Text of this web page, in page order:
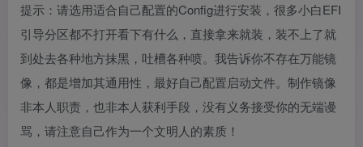
提示：请选用适合自己配置的Config进行安装，很多小白EFI
引导分区都不打开看下有什么，直接拿来就装，装不上了就
到处去各种地方抹黑，吐槽各种喷。我告诉你不存在万能镜
像，都是增加其通用性，最好自己配置启动文件。制作镜像
非本人职责，也非本人获利手段，没有义务接受你的无端谩
骂，请注意自己作为一个文明人的素质！